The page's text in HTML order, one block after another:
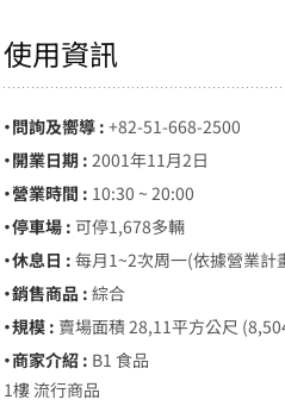
使用資訊
・問詢及嚮導 : +82-51-668-2500
・開業日期 : 2001年11月2日
・營業時間 : 10:30 ~ 20:00
・停車場 : 可停1,678多輛
・休息日 : 每月1~2次周一(依據營業計
・銷售商品 : 綜合
・規模 : 賣場面積 28,11平方公尺
・商家介紹 : B1 食品
1樓 流行商品